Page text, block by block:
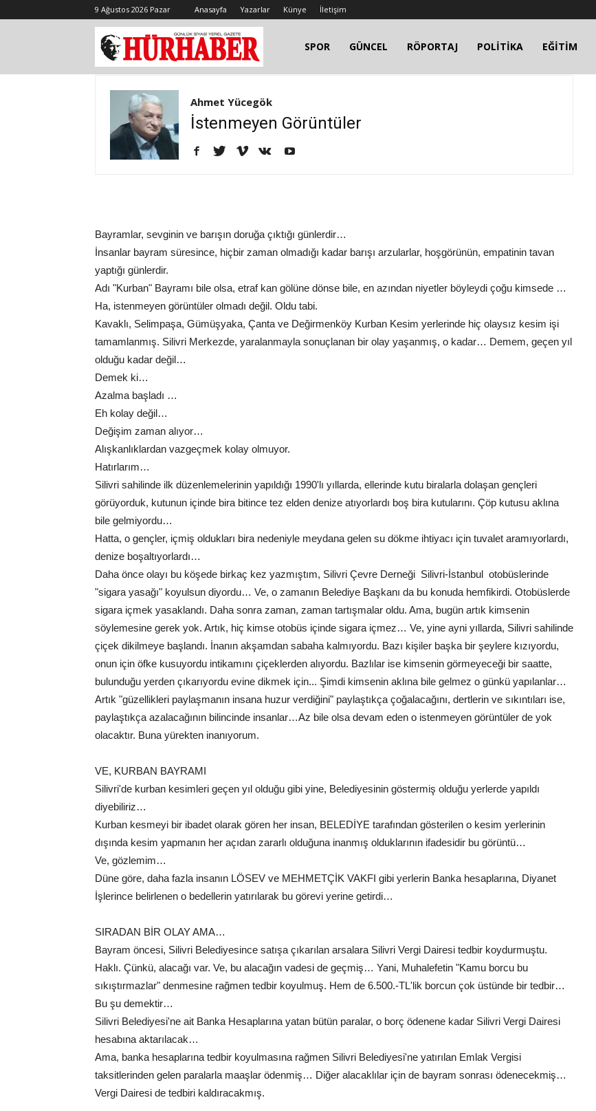
9 Ağustos 2026 Pazar Anasayfa Yazarlar Künye İletişim
SPOR GÜNCEL RÖPORTAJ POLİTİKA EĞİTİM
Ahmet Yücegök
İstenmeyen Görüntüler
Bayramlar, sevginin ve barışın doruğa çıktığı günlerdir…
İnsanlar bayram süresince, hiçbir zaman olmadığı kadar barışı arzularlar, hoşgörünün, empatinin tavan
yaptığı günlerdir.
Adı "Kurban" Bayramı bile olsa, etraf kan gölüne dönse bile, en azından niyetler böyleydi çoğu kimsede …
Ha, istenmeyen görüntüler olmadı değil. Oldu tabi.
Kavaklı, Selimpaşa, Gümüşyaka, Çanta ve Değirmenköy Kurban Kesim yerlerinde hiç olaysız kesim işi
tamamlanmış. Silivri Merkezde, yaralanmayla sonuçlanan bir olay yaşanmış, o kadar… Demem, geçen yıl
olduğu kadar değil…
Demek ki…
Azalma başladı …
Eh kolay değil…
Değişim zaman alıyor…
Alışkanlıklardan vazgeçmek kolay olmuyor.
Hatırlarım…
Silivri sahilinde ilk düzenlemelerinin yapıldığı 1990'lı yıllarda, ellerinde kutu biralarla dolaşan gençleri
görüyorduk, kutunun içinde bira bitince tez elden denize atıyorlardı boş bira kutularını. Çöp kutusu aklına
bile gelmiyordu…
Hatta, o gençler, içmiş oldukları bira nedeniyle meydana gelen su dökme ihtiyacı için tuvalet aramıyorlardı,
denize boşaltıyorlardı…
Daha önce olayı bu köşede birkaç kez yazmıştım, Silivri Çevre Derneği Silivri-İstanbul otobüslerinde
"sigara yasağı" koyulsun diyordu… Ve, o zamanın Belediye Başkanı da bu konuda hemfikirdi. Otobüslerde
sigara içmek yasaklandı. Daha sonra zaman, zaman tartışmalar oldu. Ama, bugün artık kimsenin
söylemesine gerek yok. Artık, hiç kimse otobüs içinde sigara içmez… Ve, yine ayni yıllarda, Silivri sahilinde
çiçek dikilmeye başlandı. İnanın akşamdan sabaha kalmıyordu. Bazı kişiler başka bir şeylere kızıyordu,
onun için öfke kusuyordu intikamını çiçeklerden alıyordu. Bazlılar ise kimsenin görmeyeceği bir saatte,
bulunduğu yerden çıkarıyordu evine dikmek için... Şimdi kimsenin aklına bile gelmez o günkü yapılanlar…
Artık "güzellikleri paylaşmanın insana huzur verdiğini" paylaştıkça çoğalacağını, dertlerin ve sıkıntıları ise,
paylaştıkça azalacağının bilincinde insanlar…Az bile olsa devam eden o istenmeyen görüntüler de yok
olacaktır. Buna yürekten inanıyorum.
VE, KURBAN BAYRAMI
Silivri'de kurban kesimleri geçen yıl olduğu gibi yine, Belediyesinin göstermiş olduğu yerlerde yapıldı
diyebiliriz…
Kurban kesmeyi bir ibadet olarak gören her insan, BELEDİYE tarafından gösterilen o kesim yerlerinin
dışında kesim yapmanın her açıdan zararlı olduğuna inanmış olduklarının ifadesidir bu görüntü…
Ve, gözlemim…
Düne göre, daha fazla insanın LÖSEV ve MEHMETÇİK VAKFI gibi yerlerin Banka hesaplarına, Diyanet
İşlerince belirlenen o bedellerin yatırılarak bu görevi yerine getirdi…
SIRADAN BİR OLAY AMA…
Bayram öncesi, Silivri Belediyesince satışa çıkarılan arsalara Silivri Vergi Dairesi tedbir koydurmuştu.
Haklı. Çünkü, alacağı var. Ve, bu alacağın vadesi de geçmiş… Yani, Muhalefetin "Kamu borcu bu
sıkıştırmazlar" denmesine rağmen tedbir koyulmuş. Hem de 6.500.-TL'lik borcun çok üstünde bir tedbir…
Bu şu demektir…
Silivri Belediyesi'ne ait Banka Hesaplarına yatan bütün paralar, o borç ödenene kadar Silivri Vergi Dairesi
hesabına aktarılacak…
Ama, banka hesaplarına tedbir koyulmasına rağmen Silivri Belediyesi'ne yatırılan Emlak Vergisi
taksitlerinden gelen paralarla maaşlar ödenmiş… Diğer alacaklılar için de bayram sonrası ödenecekmiş…
Vergi Dairesi de tedbiri kaldıracakmış.